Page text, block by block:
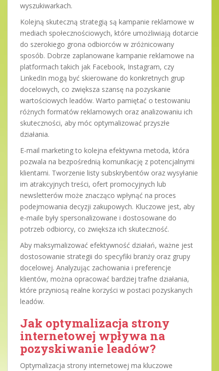
wyszukiwarkach.
Kolejną skuteczną strategią są kampanie reklamowe w
mediach społecznościowych, które umożliwiają dotarcie
do szerokiego grona odbiorców w zróżnicowany
sposób. Dobrze zaplanowane kampanie reklamowe na
platformach takich jak Facebook, Instagram, czy
LinkedIn mogą być skierowane do konkretnych grup
docelowych, co zwiększa szansę na pozyskanie
wartościowych leadów. Warto pamiętać o testowaniu
różnych formatów reklamowych oraz analizowaniu ich
skuteczności, aby móc optymalizować przyszłe
działania.
E-mail marketing to kolejna efektywna metoda, która
pozwala na bezpośrednią komunikację z potencjalnymi
klientami. Tworzenie listy subskrybentów oraz wysyłanie
im atrakcyjnych treści, ofert promocyjnych lub
newsletterów może znacząco wpłynąć na proces
podejmowania decyzji zakupowych. Kluczowe jest, aby
e-maile były spersonalizowane i dostosowane do
potrzeb odbiorcy, co zwiększa ich skuteczność.
Aby maksymalizować efektywność działań, ważne jest
dostosowanie strategii do specyfiki branży oraz grupy
docelowej. Analyzując zachowania i preferencje
klientów, można opracować bardziej trafne działania,
które przyniosą realne korzyści w postaci pozyskanych
leadów.
Jak optymalizacja strony
internetowej wpływa na
pozyskiwanie leadów?
Optymalizacja strony internetowej ma kluczowe